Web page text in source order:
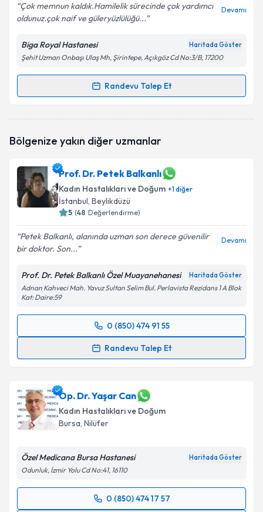
Çok memnun kaldık.Hamilelik sürecinde çok yardımcı
oldunuz.çok naif ve güleryüzlülüğü...
Devamı
Biga Royal Hastanesi Haritada Göster
Şehit Uzman Onbaşı Ulaş Mh, Şirintepe, Açıkgöz Cd No:3/B, 17200
Randevu Talep Et
Randevu Takvimi Talebi
takvimi talebi oluşturun. Size bu uzmandan randevu
bilgilendireceğiz.
E-posta Adresiniz
Kişisel verilerimin işlenmesine ilişkin
kapsamda işlenmesini kabul ediyorum.
Bölgenize yakın diğer uzmanlar
Prof. Dr. Petek Balkanlı
Kadın Hastalıkları ve Doğum +1diğer
İstanbul, Beylikdüzü
5 (48 Değerlendirme)
Petek Balkanlı, alanında uzman son derece güvenilir
bir doktor. Son...
Devamı
Prof. Dr. Petek Balkanlı Özel Muayanehanesi Haritada Göster
Adnan Kahveci Mah. Yavuz Sultan Selim Bul. Perlavista Rezidans 1 A Blok
Kat: Daire:59
0 (850) 474 91 55
Randevu Talep Et
Randevu Takvimi Talebi
takvim hazırlandığında e-posta ile bilgilendireceğiz.
E-posta Adresiniz
Kişisel verilerimin işlenmesine ilişkin
Metni'ni okudum ve kişisel verilerimin belirtilen
kapsamda işlenmesini kabul ediyorum.
Op. Dr. Yaşar Can
Kadın Hastalıkları ve Doğum
Bursa, Nilüfer
Özel Medicana Bursa Hastanesi Haritada Göster
Odunluk, İzmir Yolu Cd No:41, 16110
0 (850) 474 17 57
Randevu Takvimi Talebi